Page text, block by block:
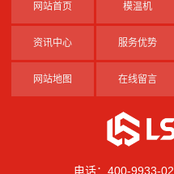
网站首页 模温机
资讯中心 服务优势
网站地图 在线留言
电话：400-9933-